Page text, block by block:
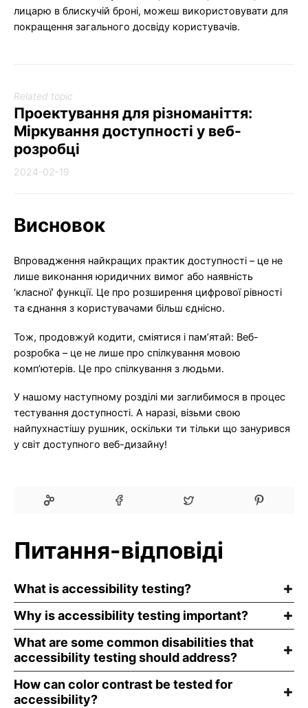
лицарю в блискучій броні, можеш використовувати для
покращення загального досвіду користувачів.
Related topic
Проектування для різноманіття:
Міркування доступності у веб-
розробці
2024-02-19
Висновок
Впровадження найкращих практик доступності – це не
лише виконання юридичних вимог або наявність
‘класної’ функції. Це про розширення цифрової рівності
та єднання з користувачами більш єднісно.
Тож, продовжуй кодити, сміятися і пам’ятай: Веб-
розробка – це не лише про спілкування мовою
комп’ютерів. Це про спілкування з людьми.
У нашому наступному розділі ми заглибимося в процес
тестування доступності. А наразі, візьми свою
найпухнастішу рушник, оскільки ти тільки що занурився
у світ доступного веб-дизайну!
Питання-відповіді
What is accessibility testing?
Why is accessibility testing important?
What are some common disabilities that
accessibility testing should address?
How can color contrast be tested for
accessibility?